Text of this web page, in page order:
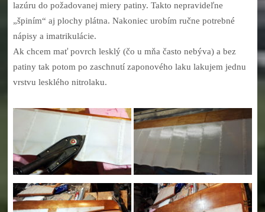
lazúru do požadovanej miery patiny. Takto nepravideľne
„špiním“ aj plochy plátna. Nakoniec urobím ručne potrebné
nápisy a imatrikulácie.
Ak chcem mať povrch lesklý (čo u mňa často nebýva) a bez
patiny tak potom po zaschnutí zaponového laku lakujem jednu
vrstvu lesklého nitrolaku.